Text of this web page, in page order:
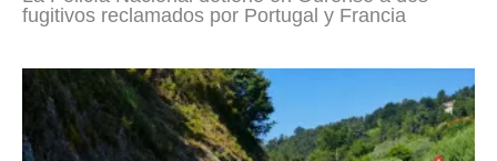
fugitivos reclamados por Portugal y Francia